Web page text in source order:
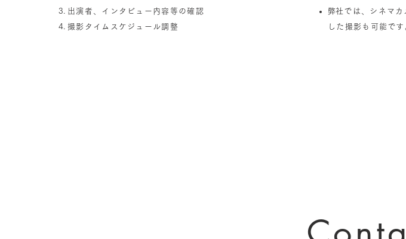
出演者、インタビュー内容等の確認
撮影タイムスケジュール調整
弊社では、シネマ
した撮影も可能です